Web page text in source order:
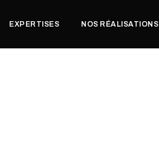
EXPERTISES NOS RÉALISATIONS